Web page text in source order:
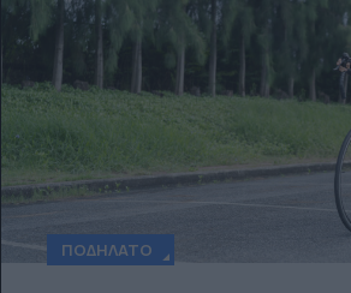
ΠΟΔΉΛΑΤΟ